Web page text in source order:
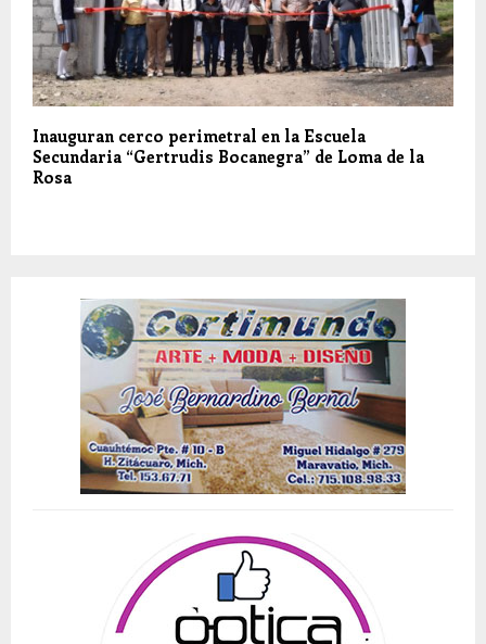
Inauguran cerco perimetral en la Escuela
Secundaria “Gertrudis Bocanegra” de Loma de la
Rosa